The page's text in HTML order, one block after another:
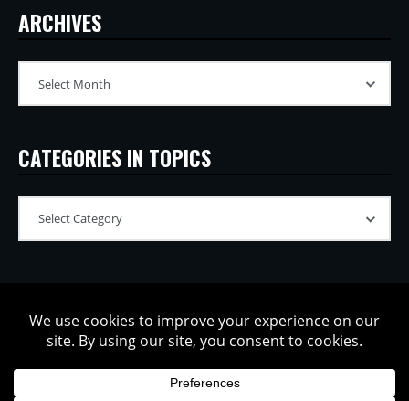
ARCHIVES
CATEGORIES IN TOPICS
Copyright © 2002-2026 Tatsuya Oe / Model Electronic. All rights
reserved.